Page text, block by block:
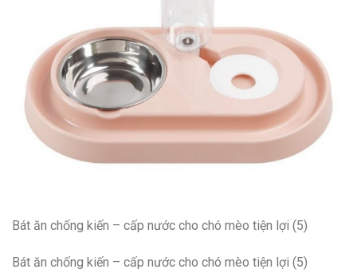
Bát ăn chống kiến – cấp nước cho chó mèo tiện lợi (5)
Bát ăn chống kiến – cấp nước cho chó mèo tiện lợi (5)